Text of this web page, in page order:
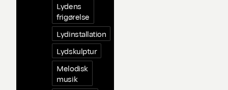
Lydens
frigørelse
Lydinstallation
Lydskulptur
Melodisk
musik